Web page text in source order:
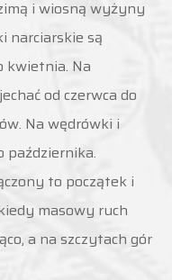
i wiosną wyżyny
narciarskie są
kwietnia. Na
od czerwca do
Na wędrówki i
października.
to początek i
masowy ruch
a na szczytach gór